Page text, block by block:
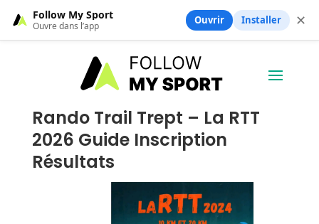
Rando Trail Trept – La RTT
2026 Guide Inscription
Résultats
Follow My Sport
Ouvre dans l’app Ouvrir Installer ✕